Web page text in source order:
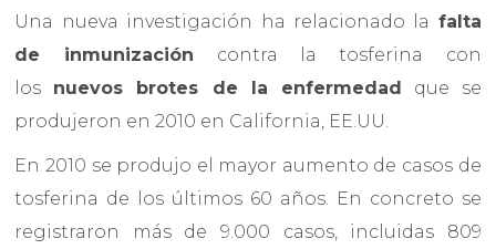
Una nueva investigación ha relacionado la falta
de inmunización contra la tosferina con
los nuevos brotes de la enfermedad
que se
produjeron en 2010 en California, EE.UU.
En 2010 se produjo el mayor aumento de casos de
tosferina de los últimos 60 años. En concreto se
registraron más de 9.000 casos, incluidas 809